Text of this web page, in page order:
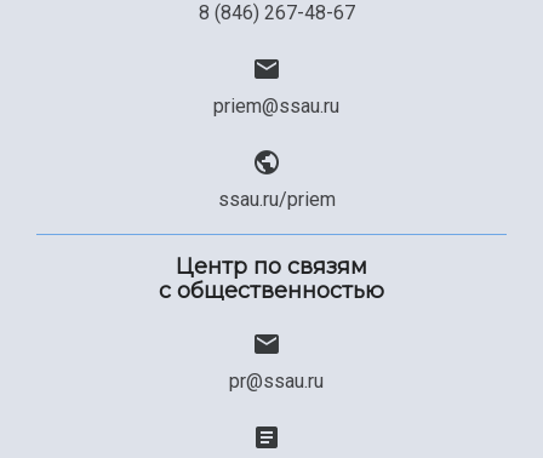
8 (846) 267-48-67
priem@ssau.ru
ssau.ru/priem
Центр по связям
с общественностью
pr@ssau.ru